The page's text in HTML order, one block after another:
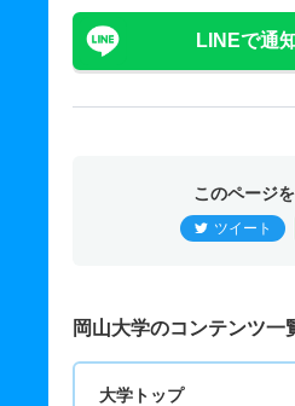
LINEで通
このページ
ツイート
岡山大学のコンテンツ一
大学トップ